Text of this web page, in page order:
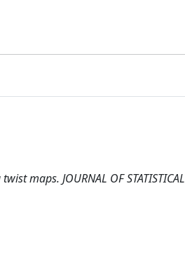
maps. JOURNAL OF STATISTICAL